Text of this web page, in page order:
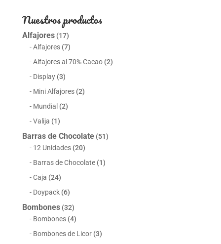
Nuestros productos
Alfajores (17)
Alfajores (7)
Alfajores al 70% Cacao (2)
Display (3)
Mini Alfajores (2)
Mundial (2)
Valija (1)
Barras de Chocolate (51)
12 Unidades (20)
Barras de Chocolate (1)
Caja (24)
Doypack (6)
Bombones (32)
Bombones (4)
Bombones de Licor (3)